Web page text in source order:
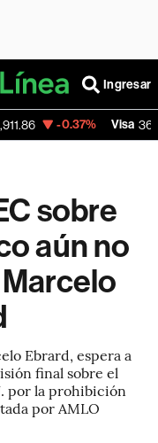
Ingresar
Visa 362.50 -
sobre
aún no
Ebrard, espera a
final sobre el
por la prohibición
por AMLO